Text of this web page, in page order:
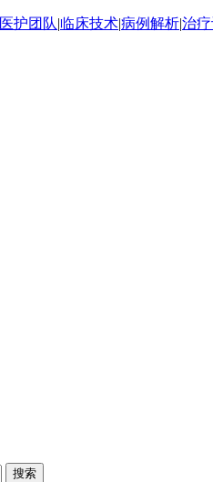
医护团队|临床技术|病例解析|治